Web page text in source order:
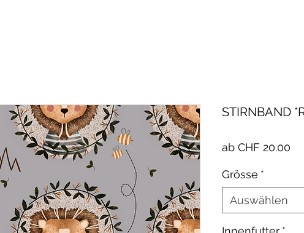
STIRNBAND
ab CHF 20.00
Grösse *
Auswählen